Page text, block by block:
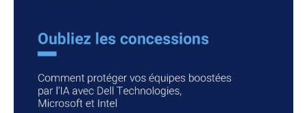
boostées